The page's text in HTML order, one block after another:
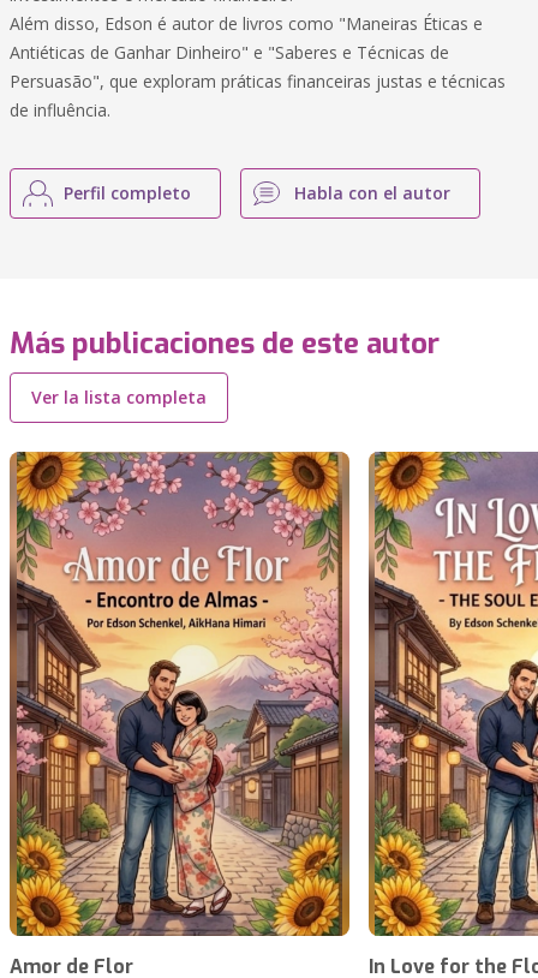
Além disso, Edson é autor de livros como "Maneiras Éticas e
Antiéticas de Ganhar Dinheiro" e "Saberes e Técnicas de
Persuasão", que exploram práticas financeiras justas e técnicas
de influência.
Perfil completo Habla con el autor
Más publicaciones de este autor
Ver la lista completa
Amor de Flor In Love for the